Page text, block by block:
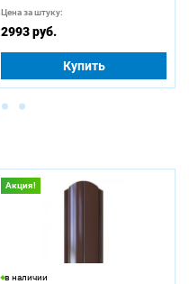
Цена за штуку:
2993 руб.
Купить
Акция!
в наличии